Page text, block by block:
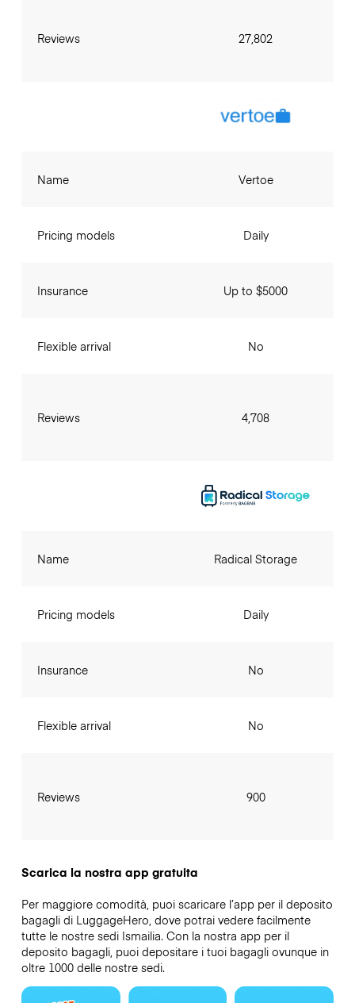
Reviews 27,802
Name
Pricing models
Insurance
Flexible arrival
Reviews
Vertoe
Daily
Up to $5000
No
4,708
Name
Pricing models
Insurance
Flexible arrival
Reviews
Radical Storage
Daily
No
No
900
Scarica la nostra app gratuita
Per maggiore comodità, puoi scaricare l’app per il deposito
bagagli di LuggageHero, dove potrai vedere facilmente
tutte le nostre sedi Ismailia. Con la nostra app per il
deposito bagagli, puoi depositare i tuoi bagagli ovunque in
oltre 1000 delle nostre sedi.